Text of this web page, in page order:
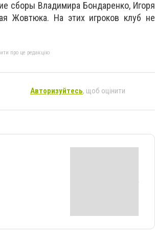
сборы Владимира Бондаренко, Игоря
Жовтюка. На этих игроков клуб не
про це редакцію
Авторизуйтесь, щоб оцінити